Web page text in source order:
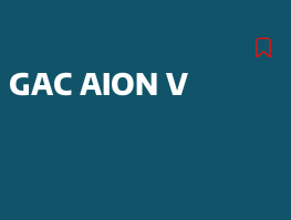
AION V